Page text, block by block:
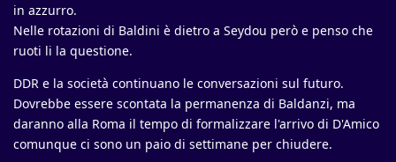
in azzurro.
Nelle rotazioni di Baldini è dietro a Seydou però e penso che
ruoti li la questione.
DDR e la società continuano le conversazioni sul futuro.
Dovrebbe essere scontata la permanenza di Baldanzi, ma
daranno alla Roma il tempo di formalizzare l'arrivo di D'Amico
comunque ci sono un paio di settimane per chiudere.